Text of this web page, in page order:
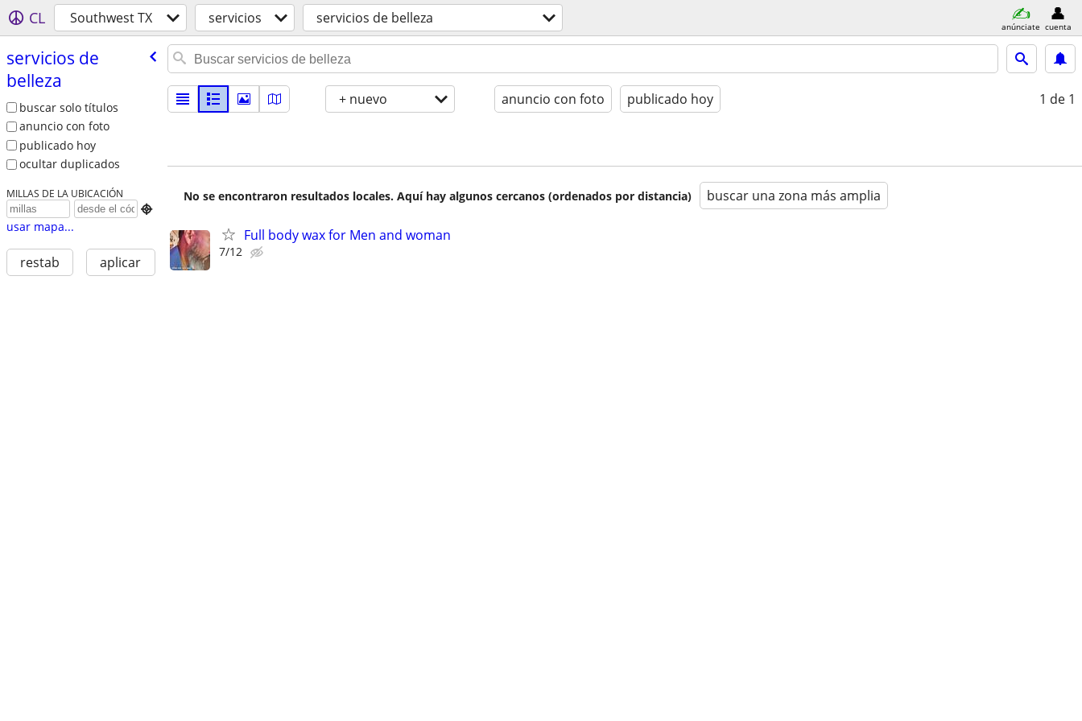
CL Southwest TX servicios servicios de belleza anúnciate cuenta
servicios de
belleza
buscar solo títulos
anuncio con foto
publicado hoy
ocultar duplicados
MILLAS DE LA UBICACIÓN

usar mapa...
restab aplicar
+ nuevo anuncio con foto publicado hoy 1 de 1
No se encontraron resultados locales. Aquí hay algunos cercanos (ordenados por distancia) buscar una zona más amplia
Full body wax for Men and woman
7/12